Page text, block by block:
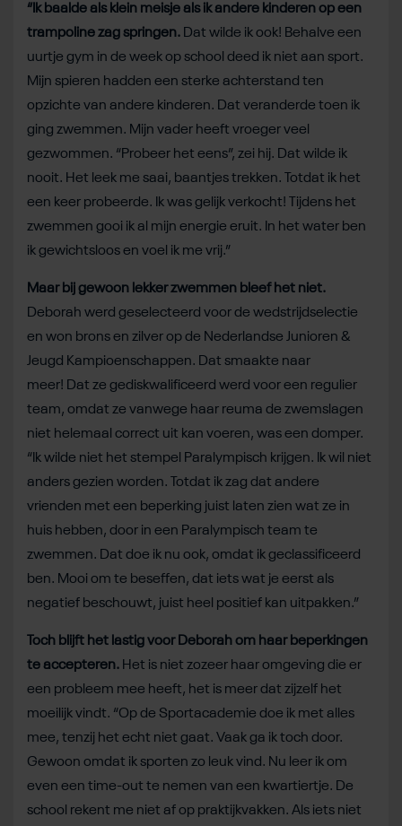
“Ik baalde als klein meisje als ik andere kinderen op een
trampoline zag springen. Dat wilde ik ook! Behalve een
uurtje gym in de week op school deed ik niet aan sport.
Mijn spieren hadden een sterke achterstand ten
opzichte van andere kinderen. Dat veranderde toen ik
ging zwemmen. Mijn vader heeft vroeger veel
gezwommen. “Probeer het eens”, zei hij. Dat wilde ik
nooit. Het leek me saai, baantjes trekken. Totdat ik het
een keer probeerde. Ik was gelijk verkocht! Tijdens het
zwemmen gooi ik al mijn energie eruit. In het water ben
ik gewichtsloos en voel ik me vrij.”
Maar bij gewoon lekker zwemmen bleef het niet.
Deborah werd geselecteerd voor de wedstrijdselectie
en won brons en zilver op de Nederlandse Junioren &
Jeugd Kampioenschappen. Dat smaakte naar
meer! Dat ze gediskwalificeerd werd voor een regulier
team, omdat ze vanwege haar reuma de zwemslagen
niet helemaal correct uit kan voeren, was een domper.
“Ik wilde niet het stempel Paralympisch krijgen. Ik wil niet
anders gezien worden. Totdat ik zag dat andere
vrienden met een beperking juist laten zien wat ze in
huis hebben, door in een Paralympisch team te
zwemmen. Dat doe ik nu ook, omdat ik geclassificeerd
ben. Mooi om te beseffen, dat iets wat je eerst als
negatief beschouwt, juist heel positief kan uitpakken.”
Toch blijft het lastig voor Deborah om haar beperkingen
te accepteren. Het is niet zozeer haar omgeving die er
een probleem mee heeft, het is meer dat zijzelf het
moeilijk vindt. “Op de Sportacademie doe ik met alles
mee, tenzij het echt niet gaat. Vaak ga ik toch door.
Gewoon omdat ik sporten zo leuk vind. Nu leer ik om
even een time-out te nemen van een kwartiertje. De
school rekent me niet af op praktijkvakken. Als iets niet